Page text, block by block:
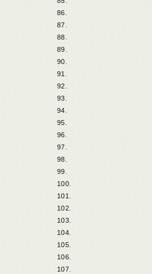
86.
87.
88.
89.
90.
91.
92.
93.
94.
95.
96.
97.
98.
99.
100.
101.
102.
103.
104.
105.
106.
107.